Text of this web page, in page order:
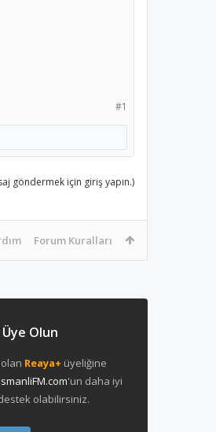
#1
göndermek için giriş yapın.)
Forum Kuralları
Olun
Reaya+ üyeliğine
'un daha iyi
olabilirsiniz.